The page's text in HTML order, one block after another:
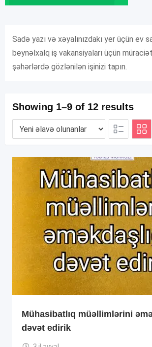
Sadə yazı və xəyalınızdakı yer üçün ev
beynəlxalq iş vakansiyaları üçün
şəhərlərdə gözlənilən işinizi tapın.
Showing 1–9 of 12 results
Mühasibatlıq müəllimlərini
dəvət edirik